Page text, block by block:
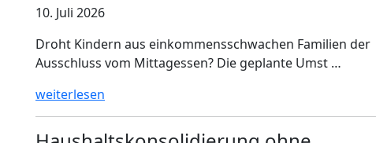
10. Juli 2026
Droht Kindern aus einkommensschwachen Familien der
Ausschluss vom Mittagessen? Die geplante Umst …
weiterlesen